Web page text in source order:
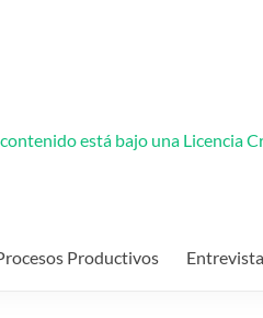
está bajo una Licencia
Productivos